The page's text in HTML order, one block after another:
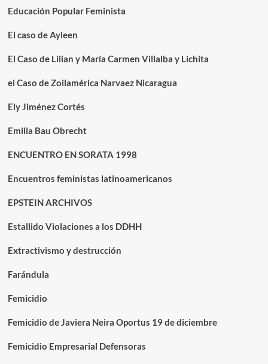
Educación Popular Feminista
El caso de Ayleen
El Caso de Lilian y María Carmen Villalba y Lichita
el Caso de Zoilamérica Narvaez Nicaragua
Ely Jiménez Cortés
Emilia Bau Obrecht
ENCUENTRO EN SORATA 1998
Encuentros feministas latinoamericanos
EPSTEIN ARCHIVOS
Estallido Violaciones a los DDHH
Extractivismo y destrucción
Farándula
Femicidio
Femicidio de Javiera Neira Oportus 19 de diciembre
Femicidio Empresarial Defensoras